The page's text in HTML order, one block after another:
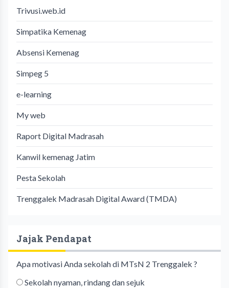
Trivusi.web.id
Simpatika Kemenag
Absensi Kemenag
Simpeg 5
e-learning
My web
Raport Digital Madrasah
Kanwil kemenag Jatim
Pesta Sekolah
Trenggalek Madrasah Digital Award (TMDA)
Jajak Pendapat
Apa motivasi Anda sekolah di MTsN 2 Trenggalek ?
Sekolah nyaman, rindang dan sejuk